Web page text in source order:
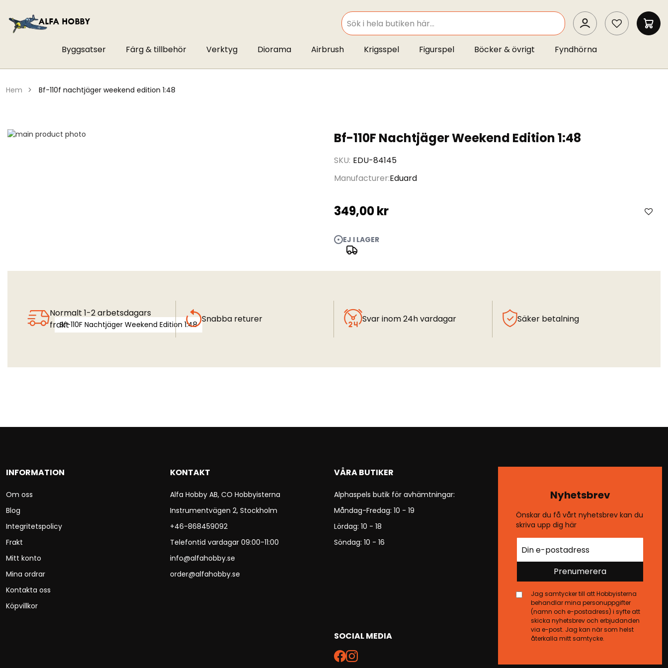
SEARCH
SEARCH
MIN
Byggsatser Färg & tillbehör Verktyg Diorama Airbrush Krigsspel Figurspel Böcker & övrigt Fyndhörna
hem bf-110f nachtjäger weekend edition 1:48
Bf-110F Nachtjäger Weekend Edition 1:48
SKU EDU-84145
Manufacturer Eduard
349,00 kr
EJ I LAGER
Hoppa
Bf-110F Nachtjäger Weekend Edition 1:48
Normalt 1-2 arbetsdagars
frakt
Snabba returer Svar inom 24h vardagar Säker betalning
INFORMATION
Om oss
Blog
Integritetspolicy
Frakt
Mitt konto
Mina ordrar
Kontakta oss
Köpvillkor
KONTAKT
Alfa Hobby AB, CO Hobbyisterna
Instrumentvägen 2, Stockholm
+46-868459092
Telefontid vardagar 09:00-11:00
info@alfahobby.se
order@alfahobby.se
VÅRA BUTIKER
Alphaspels butik för avhämtningar:
Måndag-Fredag: 10 - 19
Lördag: 10 - 18
Söndag: 10 - 16
SOCIAL MEDIA
Nyhetsbrev
Önskar du få vårt nyhetsbrev kan du
skriva upp dig här
Prenumerera
Jag samtycker till att Hobbyisterna
behandlar mina personuppgifter
(namn och e-postadress) i syfte att
skicka nyhetsbrev och erbjudanden
via e-post. Jag kan när som helst
återkalla mitt samtycke.